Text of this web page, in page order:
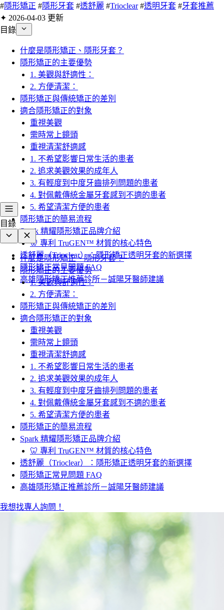
#隱形矯正 #隱形牙套 #透舒麗 #Trioclear#透明牙套 #牙套推薦
✦ 2026-04-03 更新
目錄
什麼是隱形矯正、隱形牙套？
隱形矯正的主要優勢
1. 美觀與舒適性：
2. 方便清潔：
隱形矯正與傳統矯正的差別
適合隱形矯正的對象
重視美觀
需時常上鏡頭
重視清潔舒適感
1. 不希望影響日常生活的患者
2. 追求美觀效果的成年人
3. 有輕度到中度牙齒排列問題的患者
4. 對佩戴傳統金屬牙套感到不適的患者
5. 希望清潔方便的患者
隱形矯正的簡易流程
Spark 精耀隱形矯正品牌介紹
🦷 專利 TruGEN™ 材質的核心特色
透舒麗（Trioclear）：隱形矯正透明牙套的新選擇
隱形矯正常見問題 FAQ
高雄隱形矯正推薦診所－誠陽牙醫師建議
目錄
什麼是隱形矯正、隱形牙套？
隱形矯正的主要優勢
1. 美觀與舒適性：
2. 方便清潔：
隱形矯正與傳統矯正的差別
適合隱形矯正的對象
重視美觀
需時常上鏡頭
重視清潔舒適感
1. 不希望影響日常生活的患者
2. 追求美觀效果的成年人
3. 有輕度到中度牙齒排列問題的患者
4. 對佩戴傳統金屬牙套感到不適的患者
5. 希望清潔方便的患者
隱形矯正的簡易流程
Spark 精耀隱形矯正品牌介紹
🦷 專利 TruGEN™ 材質的核心特色
透舒麗（Trioclear）：隱形矯正透明牙套的新選擇
隱形矯正常見問題 FAQ
高雄隱形矯正推薦診所－誠陽牙醫師建議
我想找專人詢問！